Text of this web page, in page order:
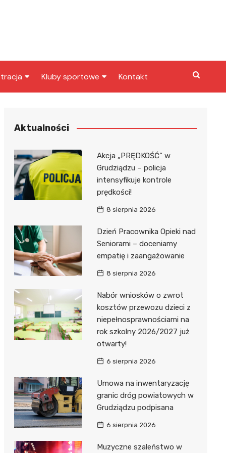
Kluby sportowe
Klub piłkarski
Kontakt
Aktualności
Akcja „PRĘDKOŚĆ” w
Grudziądzu – policja
intensyfikuje kontrole
prędkości!
8 sierpnia 2026
Dzień Pracownika Opieki nad
Seniorami – doceniamy
empatię i zaangażowanie
8 sierpnia 2026
Nabór wniosków o zwrot
kosztów przewozu dzieci z
niepełnosprawnościami na
rok szkolny 2026/2027 już
otwarty!
6 sierpnia 2026
Umowa na inwentaryzację
granic dróg powiatowych w
Grudziądzu podpisana
6 sierpnia 2026
Muzyczne szaleństwo w